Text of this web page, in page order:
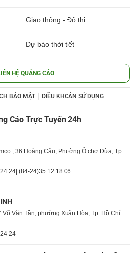
Giao thông - Đô thị
Dự báo thời tiết
HỆ QUẢNG CÁO
BẢO MẬT ĐIỀU KHOẢN SỬ DỤNG
Cáo Trực Tuyến 24h
, 36 Hoàng Cầu, Phường Ô chợ Dừa, Tp.
24 | (84-24)35 12 18 06
Võ Văn Tần, phường Xuân Hòa, Tp. Hồ Chí
24